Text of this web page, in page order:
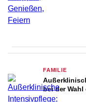
FAMILIE
bei der